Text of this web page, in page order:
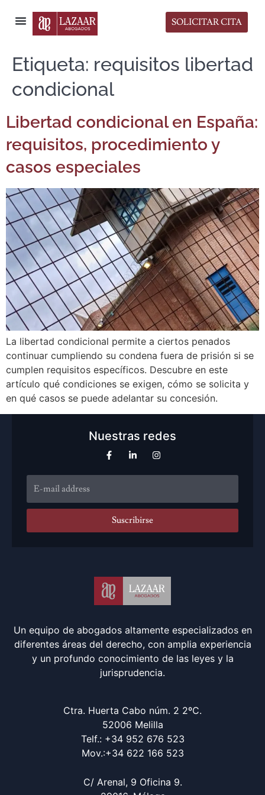
SOLICITAR CITA
Etiqueta: requisitos libertad
condicional
Libertad condicional en España:
requisitos, procedimiento y
casos especiales
La libertad condicional permite a ciertos penados
continuar cumpliendo su condena fuera de prisión si se
cumplen requisitos específicos. Descubre en este
artículo qué condiciones se exigen, cómo se solicita y
en qué casos se puede adelantar su concesión.
Nuestras redes
Suscribirse
Un equipo de abogados altamente especializados en
diferentes áreas del derecho, con amplia experiencia
y un profundo conocimiento de las leyes y la
jurisprudencia.
Ctra. Huerta Cabo núm. 2 2ºC.
52006 Melilla
Telf.: +34 952 676 523
Mov.:+34 622 166 523
C/ Arenal, 9 Oficina 9.